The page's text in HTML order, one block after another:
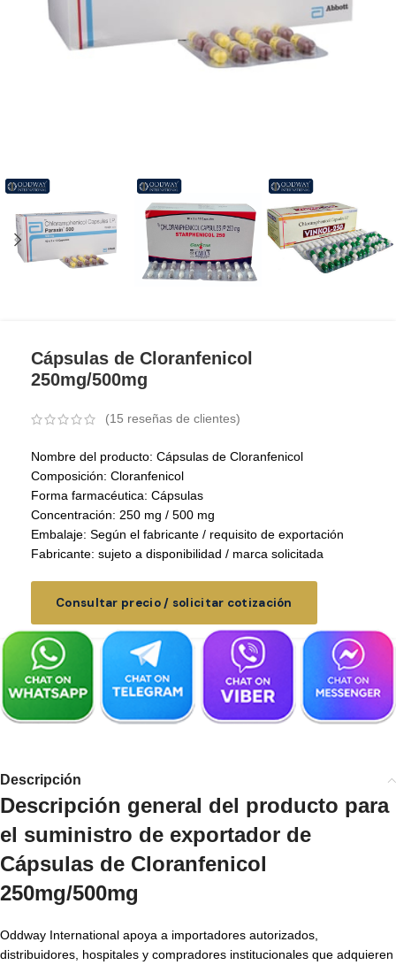
Cápsulas de Cloranfenicol
250mg/500mg
(15 reseñas de clientes)
Nombre del producto: Cápsulas de Cloranfenicol
Composición: Cloranfenicol
Forma farmacéutica: Cápsulas
Concentración: 250 mg / 500 mg
Embalaje: Según el fabricante / requisito de exportación
Fabricante: sujeto a disponibilidad / marca solicitada
Consultar precio / solicitar cotización
Descripción
Descripción general del producto para
el suministro de exportador de
Cápsulas de Cloranfenicol
250mg/500mg
Oddway International apoya a importadores autorizados,
distribuidores, hospitales y compradores institucionales que adquieren